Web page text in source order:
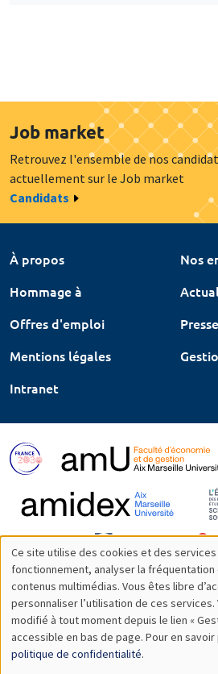
Job market
Retrouvez l'ensemble de nos
actuellement sur le Job market
Candidats
À propos
Nos
Hommage à
Offres d'emploi
Presse
Mentions légales
Intranet
Utilisation
des
données
personnelles
Ce site utilise des cookies et des
fonctionnement, analyser la
contenus multimédias. Vous êtes libre
personnaliser l’utilisation de ces
modifié à tout moment depuis le lien «
accessible en bas de page. Pour en
politique de confidentialité.